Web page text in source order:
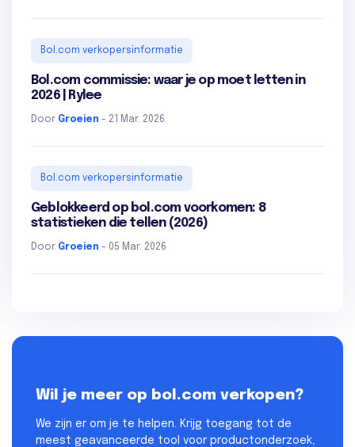
Bol.com verkopersinformatie
Bol.com commissie: waar je op moet letten in
2026 | Rylee
Door Groeien - 21 Mar. 2026
Bol.com verkopersinformatie
Geblokkeerd op bol.com voorkomen: 8
statistieken die tellen (2026)
Door Groeien - 05 Mar. 2026
Wil je meer op bol.com verkopen?
We zijn er om je te helpen. Krijg toegang tot de
meest geavanceerde tool voor productonderzoek,